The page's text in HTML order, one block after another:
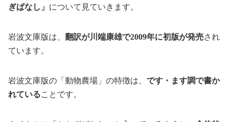
ぎばなし」 について見ていきます。
岩波文庫版は、 翻訳が川端康雄で2009年に初版が発売され
ています。
岩波文庫版の「動物農場」の特徴は、 です・ます調で書か
れていることです。